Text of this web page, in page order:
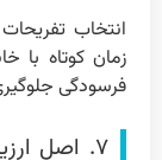
انتخاب
زمان کوتاه با
فرسودگی
۷. اصل